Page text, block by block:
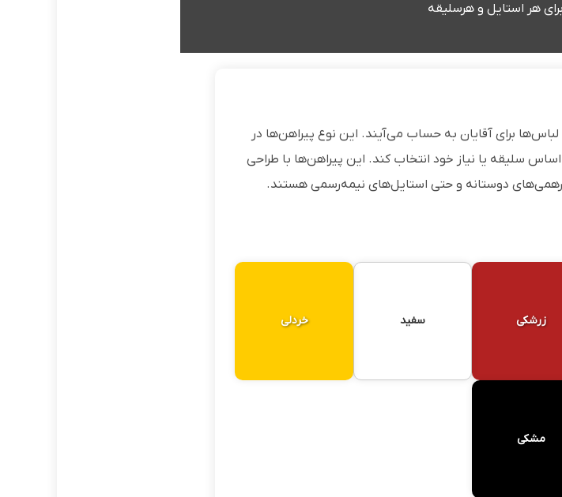
هر استایل و هرسلیقه
برای آقایان به حساب می‌آیند. این نوع پیراهن‌ها در
سلیقه یا نیاز خود انتخاب کند. این پیراهن‌ها با طراحی
دوستانه و حتی استایل‌های نیمه‌رسمی هستند.
زرشکی سفید خردلی
مشکی